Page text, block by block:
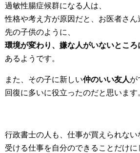
過敏性腸症候群になる人は、
性格や考え方が原因だと、お医者さん
先の子供のように、
環境が変わり、嫌な人がいないところ
あるようです。
また、その子に新しい仲のいい友人が
回復に多いに役立ったのだと思います
行政書士の人も、仕事が買えられない
受ける仕事を自分のできることだけに